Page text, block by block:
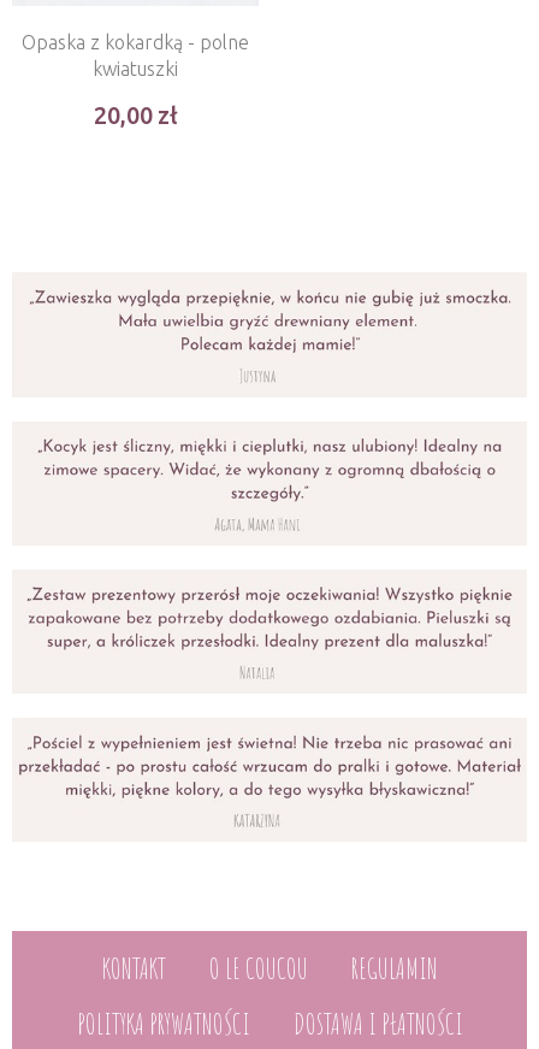
Opaska z kokardką - polne
kwiatuszki
20,00
KONTAKT O LE COUCOU
REGULAMIN
POLITYKA PRYWATNOŚCI
DOSTAWA I PŁATNOŚCI